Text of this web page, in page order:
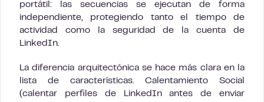
portátil: las secuencias se ejecutan de forma
independiente, protegiendo tanto el tiempo de
actividad como la seguridad de la cuenta de
LinkedIn.
La diferencia arquitectónica se hace más clara en la
lista de características. Calentamiento Social
(calentar perfiles de LinkedIn antes de enviar